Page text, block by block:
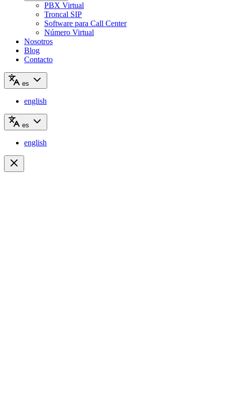
PBX Virtual
Troncal SIP
Software para Call Center
Número Virtual
Nosotros
Blog
Contacto
es
english
es
english